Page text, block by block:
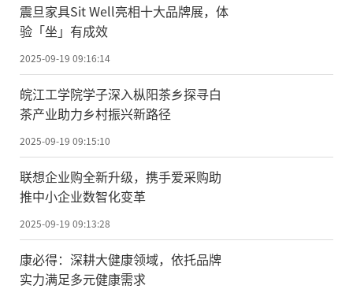
震旦家具Sit Well亮相十大品牌展，体
验「坐」有成效
2025-09-19 09:16:14
皖江工学院学子深入枞阳茶乡探寻白
茶产业助力乡村振兴新路径
2025-09-19 09:15:10
联想企业购全新升级，携手爱采购助
推中小企业数智化变革
2025-09-19 09:13:28
康必得：深耕大健康领域，依托品牌
实力满足多元健康需求